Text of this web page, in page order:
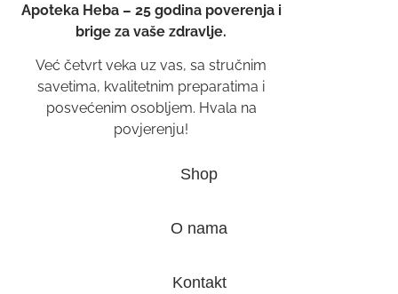
Apoteka Heba – 25 godina poverenja i
brige za vaše zdravlje.
Već četvrt veka uz vas, sa stručnim
savetima, kvalitetnim preparatima i
posvećenim osobljem. Hvala na
povjerenju!
Shop
O nama
Kontakt